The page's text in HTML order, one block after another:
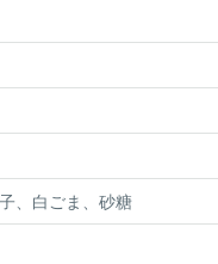
、白ごま、砂糖